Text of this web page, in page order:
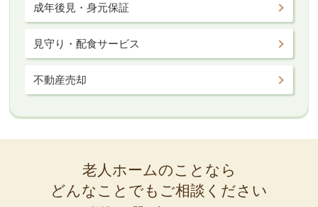
成年後見・身元保証
見守り・配食サービス
不動産売却
老人ホームのことなら
どんなことでもご相談ください